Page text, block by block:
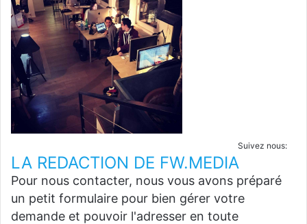
Suivez nous:
LA REDACTION DE FW.MEDIA
Pour nous contacter, nous vous avons préparé
un petit formulaire pour bien gérer votre
demande et pouvoir l'adresser en toute